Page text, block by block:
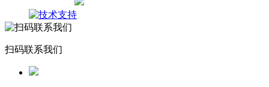
扫码联系我们